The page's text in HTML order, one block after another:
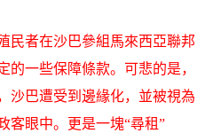
民者在沙巴參組馬來西亞聯邦
的一些保障條款。可悲的是，
沙巴遭受到邊緣化，並被視為
客眼中。更是一塊“尋租”